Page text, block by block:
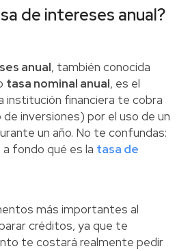
de intereses anual?
anual, también conocida
tasa nominal anual, es el
institución financiera te cobra
de inversiones) por el uso de un
un año. No te confundas:
fondo qué es la tasa de
más importantes al
créditos, ya que te
te costará realmente pedir